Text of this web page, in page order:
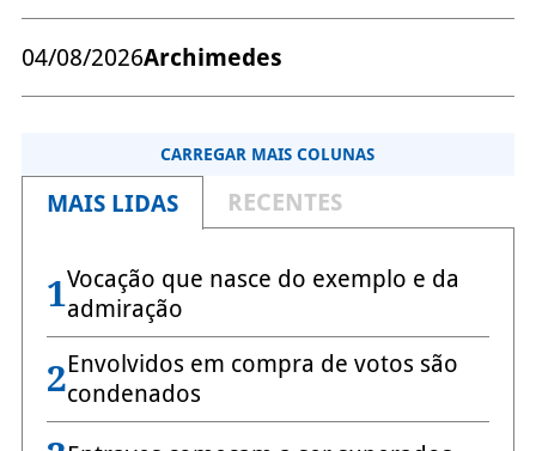
04/08/2026Archimedes
CARREGAR MAIS COLUNAS
MAIS LIDAS RECENTES
1Vocação que nasce do exemplo e da
admiração
2Envolvidos em compra de votos são
condenados